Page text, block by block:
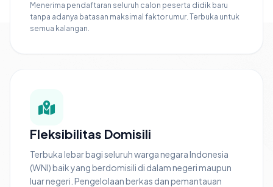
Menerima pendaftaran seluruh calon peserta didik baru
tanpa adanya batasan maksimal faktor umur. Terbuka untuk
semua kalangan.
Fleksibilitas Domisili
Terbuka lebar bagi seluruh warga negara Indonesia
(WNI) baik yang berdomisili di dalam negeri maupun
luar negeri. Pengelolaan berkas dan pemantauan